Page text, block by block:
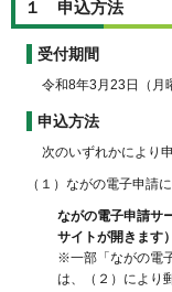
１ 申込方法
受付期間
令和8年3月23日（
申込方法
次のいずれかにより
（１）ながの電子申請
ながの電子申請サ
サイトが開きま
※一部「ながの電
は、（２）により